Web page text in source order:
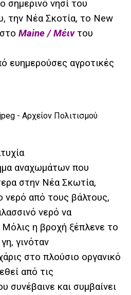
σημερινό νησί του
την Νέα Σκοτία, το New
Maine / Μέιντου
ευημερούσες αγροτικές
αναχωμάτων που
στην Νέα Σκωτία,
νερό από τους βάλτους,
νερό να
Μόλις η βροχή ξέπλενε το
γινόταν
στο πλούσιο οργανικό
από τις
συνέβαινε και συμβαίνει